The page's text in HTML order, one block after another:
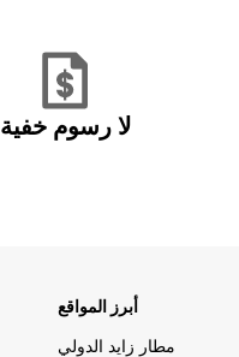
لا رسوم خفية
أبرز المواقع
مطار زايد الدولي